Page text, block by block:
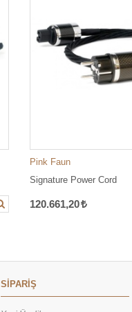
Pink Faun
Signature Power Cord
120.661,20
SİPARİŞ